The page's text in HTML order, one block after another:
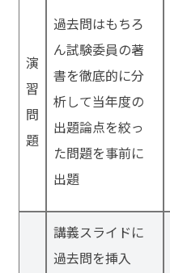
演
習
問
題
過去問はもちろ
ん試験委員の著
書を徹底的に分
析して当年度の
出題論点を絞っ
た問題を事前に
出題
講義スライドに
過去問を挿入